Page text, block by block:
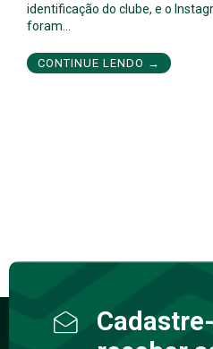
identificação do clube, e o
foram…
CONTINUE LENDO →